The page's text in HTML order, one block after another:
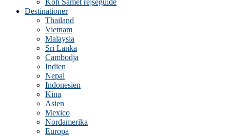
Koh Samet rejseguide
Destinationer
Thailand
Vietnam
Malaysia
Sri Lanka
Cambodja
Indien
Nepal
Indonesien
Kina
Asien
Mexico
Nordamerika
Europa